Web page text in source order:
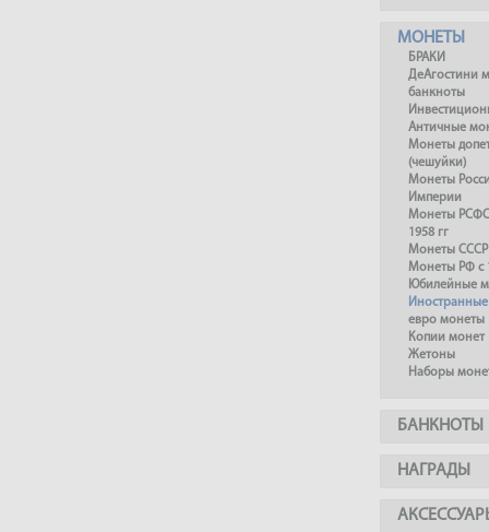
МОНЕТЫ
БРАКИ
ДеАгостини
банкноты
Античные
Монеты
(чешуйки)
Монеты
Империи
Монеты
1958 гг
Монеты СССР
Монеты РФ с
Юбилейные
евро монеты
Копии монет
Жетоны
Наборы
БАНКНОТЫ
НАГРАДЫ